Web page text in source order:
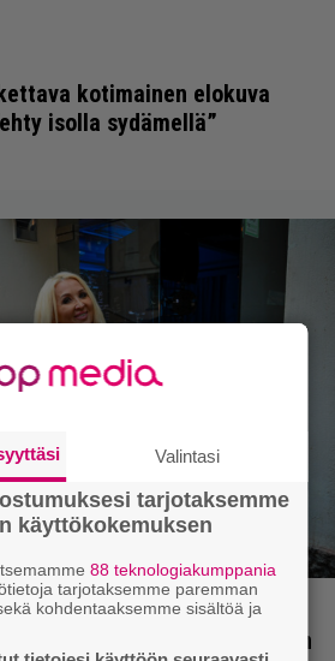
kotimainen elokuva
isolla sydämellä”
paremmin kulkee” –
Bangbussinsa Helsingin
Valintasi
tarjotaksemme
käyttökokemuksen
88 teknologiakumppania
tarjotaksemme paremman
kohdentaaksemme sisältöä ja